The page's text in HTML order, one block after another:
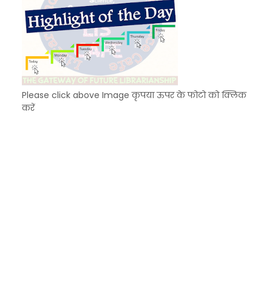
Please click above Image कृपया ऊपर के फोटो को क्लिक
करें